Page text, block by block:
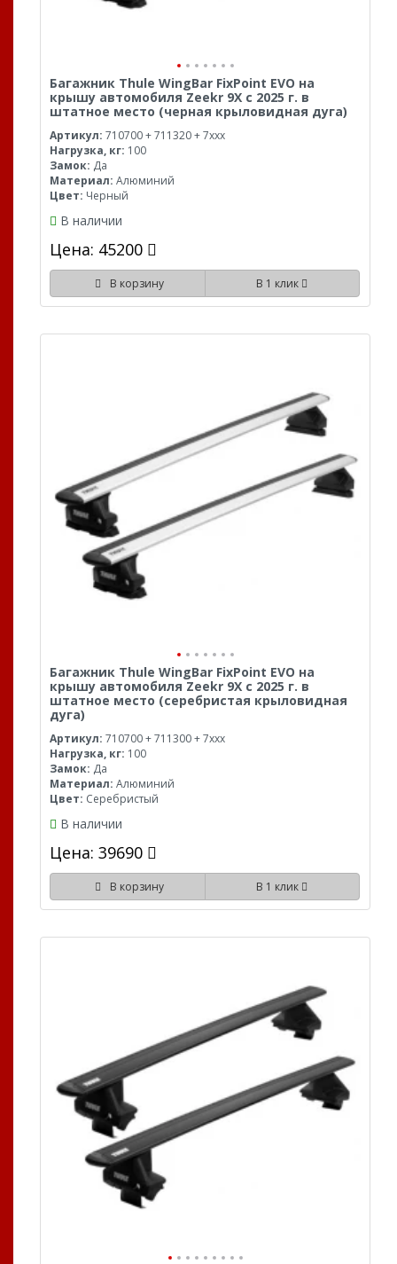
Багажник Thule WingBar FixPoint EVO на
крышу автомобиля Zeekr 9X с 2025 г. в
штатное место (черная крыловидная дуга)
Артикул: 710700 + 711320 + 7xxx
Нагрузка, кг: 100
Замок: Да
Материал: Алюминий
Цвет: Черный
В наличии
Цена: 45200
В корзину В 1 клик
Багажник Thule WingBar FixPoint EVO на
крышу автомобиля Zeekr 9X с 2025 г. в
штатное место (серебристая крыловидная
дуга)
Артикул: 710700 + 711300 + 7xxx
Нагрузка, кг: 100
Замок: Да
Материал: Алюминий
Цвет: Серебристый
В наличии
Цена: 39690
В корзину В 1 клик